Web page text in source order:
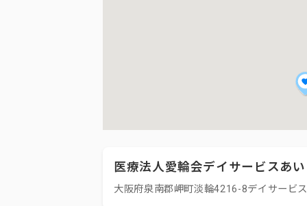
医療法人愛輪会デイサービスあい
大阪府泉南郡岬町淡輪4216-8デイサービ